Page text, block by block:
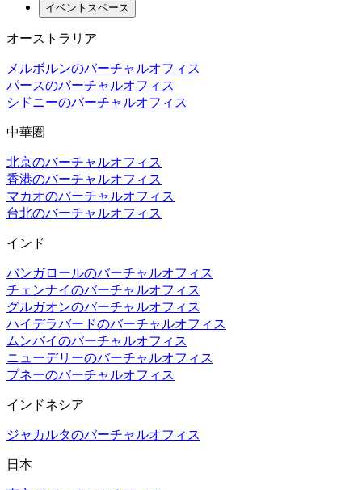
イベントスペース
オーストラリア
メルボルンのバーチャルオフィス
パースのバーチャルオフィス
シドニーのバーチャルオフィス
中華圏
北京のバーチャルオフィス
香港のバーチャルオフィス
マカオのバーチャルオフィス
台北のバーチャルオフィス
インド
バンガロールのバーチャルオフィス
チェンナイのバーチャルオフィス
グルガオンのバーチャルオフィス
ハイデラバードのバーチャルオフィス
ムンバイのバーチャルオフィス
ニューデリーのバーチャルオフィス
プネーのバーチャルオフィス
インドネシア
ジャカルタのバーチャルオフィス
日本